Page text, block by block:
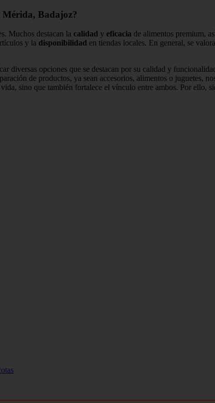
Mérida, Badajoz?
Muchos destacan la calidad y eficacia de alimentos premium,
y la disponibilidad en tiendas locales. En general, se
diversas opciones que se destacan por su calidad y
de productos, ya sean accesorios, alimentos o juguetes,
sino que también fortalece el vínculo entre ambos. Por ello,